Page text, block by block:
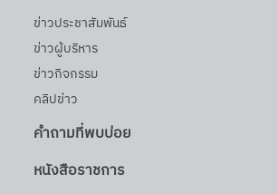
ข่าวประชาสัมพันธ์
ข่าวผู้บริหาร
ข่าวกิจกรรม
คลิปข่าว
คำถามที่พบบ่อย
หนังสือราชการ